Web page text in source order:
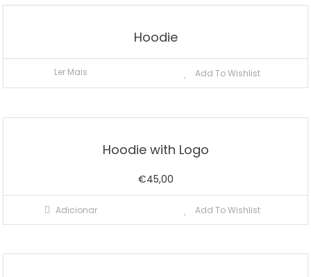
Hoodie
Ler Mais Add To Wishlist
Hoodie with Logo
€45,00
Adicionar Add To Wishlist